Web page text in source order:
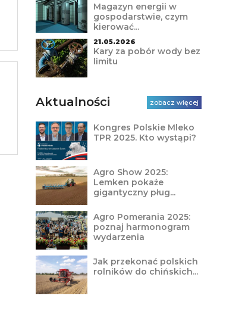
Magazyn energii w
gospodarstwie, czym
kierować...
21.05.2026
Kary za pobór wody bez
limitu
Aktualności zobacz więcej
Kongres Polskie Mleko
TPR 2025. Kto wystąpi?
Agro Show 2025:
Lemken pokaże
gigantyczny pług...
Agro Pomerania 2025:
poznaj harmonogram
wydarzenia
Jak przekonać polskich
rolników do chińskich...